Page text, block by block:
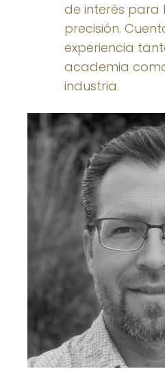
de interés para
precisión.
experiencia
academia
industria.